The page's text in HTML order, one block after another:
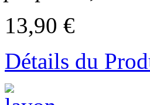
13,90 €
Détails du